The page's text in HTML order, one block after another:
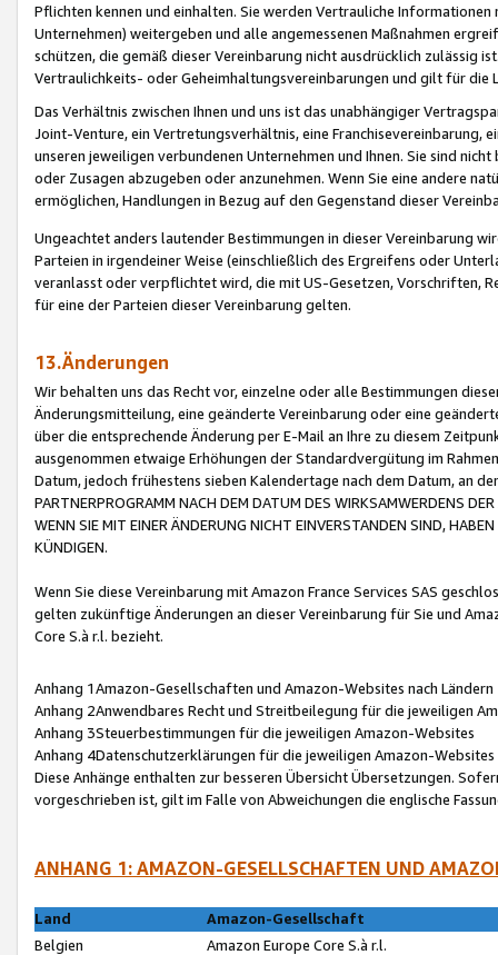
Pflichten kennen und einhalten. Sie werden Vertrauliche
Unternehmen) weitergeben und alle angemessenen Maßnahmen
schützen, die gemäß dieser Vereinbarung nicht ausdrücklich zulässig
Vertraulichkeits- oder Geheimhaltungsvereinbarungen und gilt für die
Das Verhältnis zwischen Ihnen und uns ist das unabhängiger
Joint-Venture, ein Vertretungsverhältnis, eine Franchisevereinbarung,
unseren jeweiligen verbundenen Unternehmen und Ihnen. Sie sind
oder Zusagen abzugeben oder anzunehmen. Wenn Sie eine andere
ermöglichen, Handlungen in Bezug auf den Gegenstand dieser
Ungeachtet anders lautender Bestimmungen in dieser Vereinbarung
Parteien in irgendeiner Weise (einschließlich des Ergreifens oder
veranlasst oder verpflichtet wird, die mit US-Gesetzen, Vorschriften,
für eine der Parteien dieser Vereinbarung gelten.
13.Änderungen
Wir behalten uns das Recht vor, einzelne oder alle Bestimmungen
Änderungsmitteilung, eine geänderte Vereinbarung oder eine
über die entsprechende Änderung per E-Mail an Ihre zu diesem
ausgenommen etwaige Erhöhungen der Standardvergütung im
Datum, jedoch frühestens sieben Kalendertage nach dem Datum, an
PARTNERPROGRAMM NACH DEM DATUM DES WIRKSAMWERDENS
WENN SIE MIT EINER ÄNDERUNG NICHT EINVERSTANDEN SIND,
KÜNDIGEN.
Wenn Sie diese Vereinbarung mit Amazon France Services SAS
gelten zukünftige Änderungen an dieser Vereinbarung für Sie und
Core S.à r.l. bezieht.
Anhang 1Amazon-Gesellschaften und Amazon-Websites nach Ländern
Anhang 2Anwendbares Recht und Streitbeilegung für die jeweiligen
Anhang 3Steuerbestimmungen für die jeweiligen Amazon-Websites
Anhang 4Datenschutzerklärungen für die jeweiligen Amazon-Websites
Diese Anhänge enthalten zur besseren Übersicht Übersetzungen.
vorgeschrieben ist, gilt im Falle von Abweichungen die englische
ANHANG 1: AMAZON-GESELLSCHAFTEN UND
Land
Amazon-Gesellschaft
Belgien
Amazon Europe Core S.à r.l.